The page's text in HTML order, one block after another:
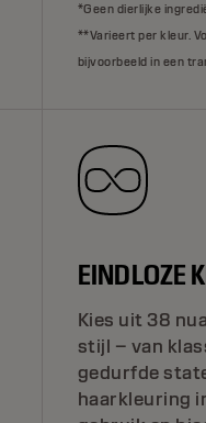
*Geen dierlijke
**Varieert per kleur.
bijvoorbeeld in een
EINDLOZE
Kies uit 38
stijl – van
gedurfde
haarkleuring